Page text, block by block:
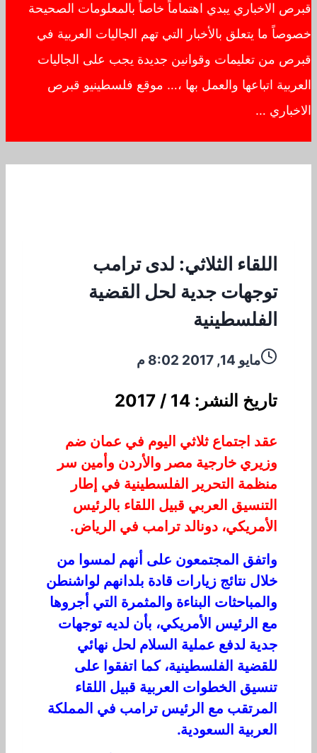
قبرص الاخباري يبدي اهتماماً خاصاً بالمعلومات الصحيحة
خصوصاً ما يتعلق بالأخبار التي تهم الجاليات العربية في
قبرص من تعليمات وقوانين جديدة يجب على الجاليات
العربية اتباعها والعمل بها ،… موقع فلسطينيو قبرص
الاخباري …
اللقاء الثلاثي: لدى ترامب
توجهات جدية لحل القضية
الفلسطينية
مايو 14, 2017 8:02 م
تاريخ النشر: 14 / 2017
عقد اجتماع ثلاثي اليوم في عمان ضم
وزيري خارجية مصر والأردن وأمين سر
منظمة التحرير الفلسطينية في إطار
التنسيق العربي قبيل اللقاء بالرئيس
الأمريكي، دونالد ترامب في الرياض.
واتفق المجتمعون على أنهم لمسوا من
خلال نتائج زيارات قادة بلدانهم لواشنطن
والمباحثات البناءة والمثمرة التي أجروها
مع الرئيس الأمريكي، بأن لديه توجهات
جدية لدفع عملية السلام لحل نهائي
للقضية الفلسطينية، كما اتفقوا على
تنسيق الخطوات العربية قبيل اللقاء
المرتقب مع الرئيس ترامب في المملكة
العربية السعودية.